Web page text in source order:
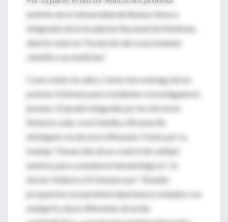
emérito de la Universidad de Buenos Aires e
integrante de la Academia Nacional de Medicina,
disertó sobre la "Evolución del conocimiento
científico en medicina".
Como todos los años, Cemic hizo entrega de los
premios Estímulo para residentes e investigadores
jóvenes. El jurado integrado por los doctores
Roberto Lede, José Oubiña y Ricardo Re
distinguió a la doctora Alfonsina Trento por su
trabajo "Desarrollo de un control de calidad
externo para contadores hematológicos", al
doctor Federico Di Gennaro por "Estudio
prospectivo en pacientes hipertensos tratados con
enalapril y dosis diferentes de ácido